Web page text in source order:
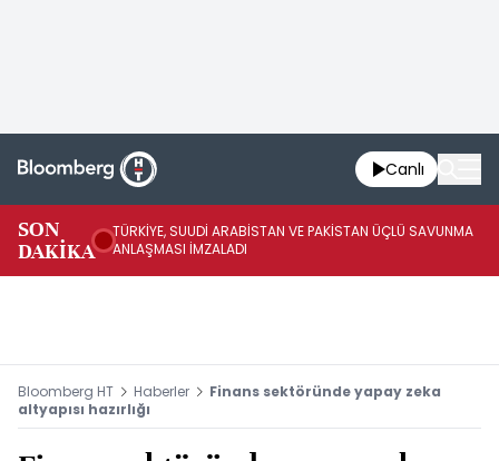
Canlı
SON
DAKİKA
TÜRKİYE, SUUDİ ARABİSTAN VE PAKİSTAN ÜÇLÜ SAVUNMA
ANLAŞMASI İMZALADI
Bloomberg HT Haberler
Finans sektöründe yapay zeka
altyapısı hazırlığı